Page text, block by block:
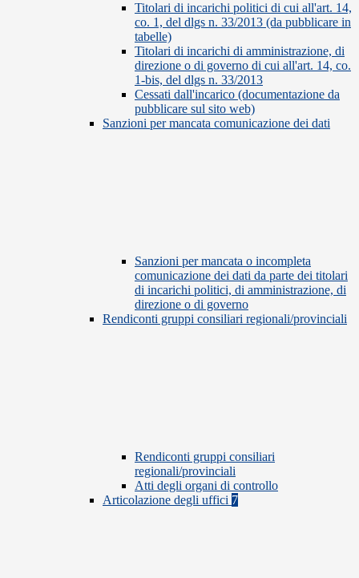
Titolari di incarichi politici di cui all'art. 14,
co. 1, del dlgs n. 33/2013 (da pubblicare in
tabelle)
Titolari di incarichi di amministrazione, di
direzione o di governo di cui all'art. 14, co.
1-bis, del dlgs n. 33/2013
Cessati dall'incarico (documentazione da
pubblicare sul sito web)
Sanzioni per mancata comunicazione dei dati
Sanzioni per mancata o incompleta
comunicazione dei dati da parte dei titolari
di incarichi politici, di amministrazione, di
direzione o di governo
Rendiconti gruppi consiliari regionali/provinciali
Rendiconti gruppi consiliari
regionali/provinciali
Atti degli organi di controllo
Articolazione degli uffici 7